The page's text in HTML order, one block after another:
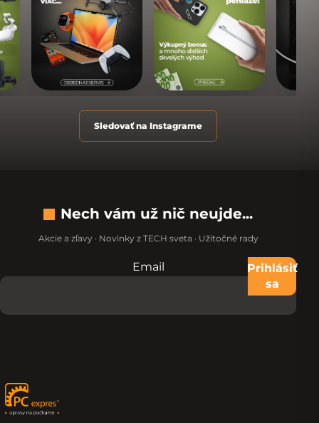
Sledovať na Instagrame
Nech vám už nič neujde...
Akcie a zľavy · Novinky z TECH sveta · Užitočné rady
Nevypĺňajte toto pole:
Email
Prihlásiť
sa
Zápätie